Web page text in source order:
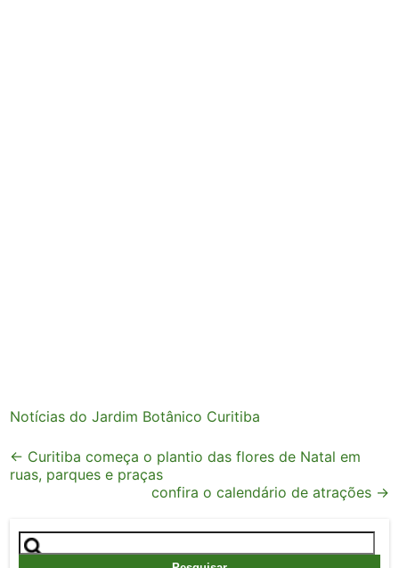
Notícias do Jardim Botânico Curitiba
Post
navigation
← Curitiba começa o plantio das flores de Natal em
ruas, parques e praças
confira o calendário de atrações →
Pesquisar
por: